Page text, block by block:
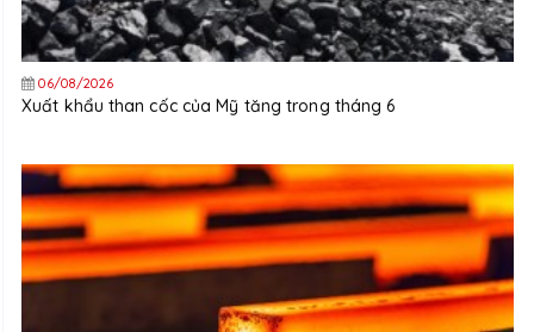
06/08/2026
Xuất khẩu than cốc của Mỹ tăng trong tháng 6